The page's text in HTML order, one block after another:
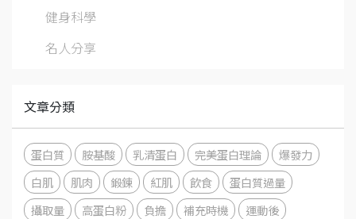
健身科學
名人分享
文章分類
蛋白質 胺基酸 乳清蛋白 完美蛋白理論
爆發力
白肌
肌肉 鍛鍊 紅肌 飲食
蛋白質過量
攝取量
高蛋白粉 負擔 補充時機
運動後